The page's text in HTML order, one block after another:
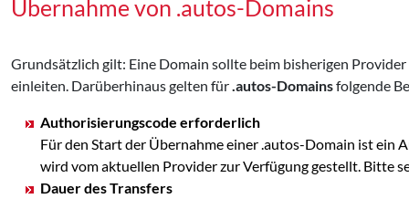
Übernahme von .autos-Domains
Grundsätzlich gilt: Eine Domain sollte beim bisherigen
einleiten. Darüberhinaus gelten für .autos-Domainsfolgende
Authorisierungscode erforderlich
Für den Start der Übernahme einer .autos-Domain ist ein
wird vom aktuellen Provider zur Verfügung gestellt. Bitte
Dauer des Transfers